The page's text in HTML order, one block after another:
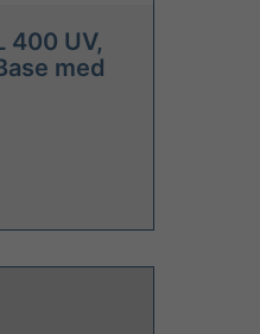
400 UV,
med